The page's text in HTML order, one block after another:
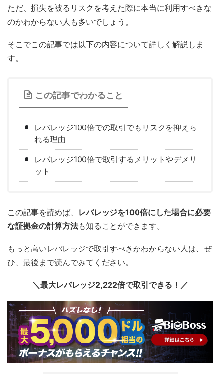
ただ、損失を被るリスクを考えた際に本当に利用すべきな
のかわからない人も多いでしょう。
そこでこの記事では以下の内容について詳しく解説しま
す。
この記事でわかること
レバレッジ100倍での取引でもリスクを抑えら
れる理由
レバレッジ100倍で取引するメリットやデメリ
ット
この記事を読めば、 レバレッジを100倍にした場合に必要
な証拠金の計算方法も知ることができます。
もっと高いレバレッジで取引すべきかわからない人は、ぜ
ひ、最後まで読んでみてください。
＼最大レバレッジ2,222倍で取引できる！／